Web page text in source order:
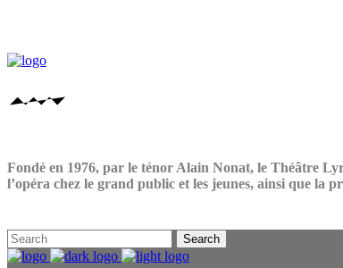
Fondé en 1976, par le ténor Alain Nonat, le Théâtre
l’opéra chez le grand public et les jeunes, ainsi que la